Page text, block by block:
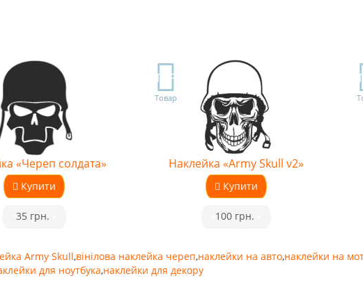
«Череп солдата»
Купити
35 грн.
TOP
Товар
Наклейка «Army Skull v2»
Купити
100 грн.
Army Skull,вінілова наклейка череп,наклейки на авто,наклейки на
для ноутбука,наклейки для декору